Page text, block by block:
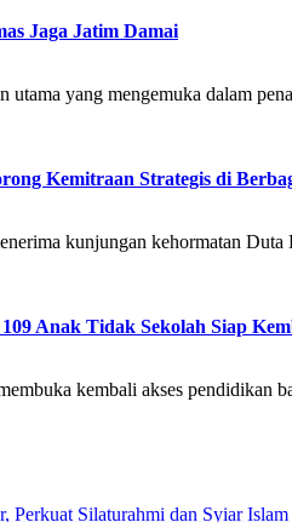
Jaga Jatim Damai
utama yang mengemuka dalam
Kemitraan Strategis di
kunjungan kehormatan
Anak Tidak Sekolah Siap
kembali akses pendidikan